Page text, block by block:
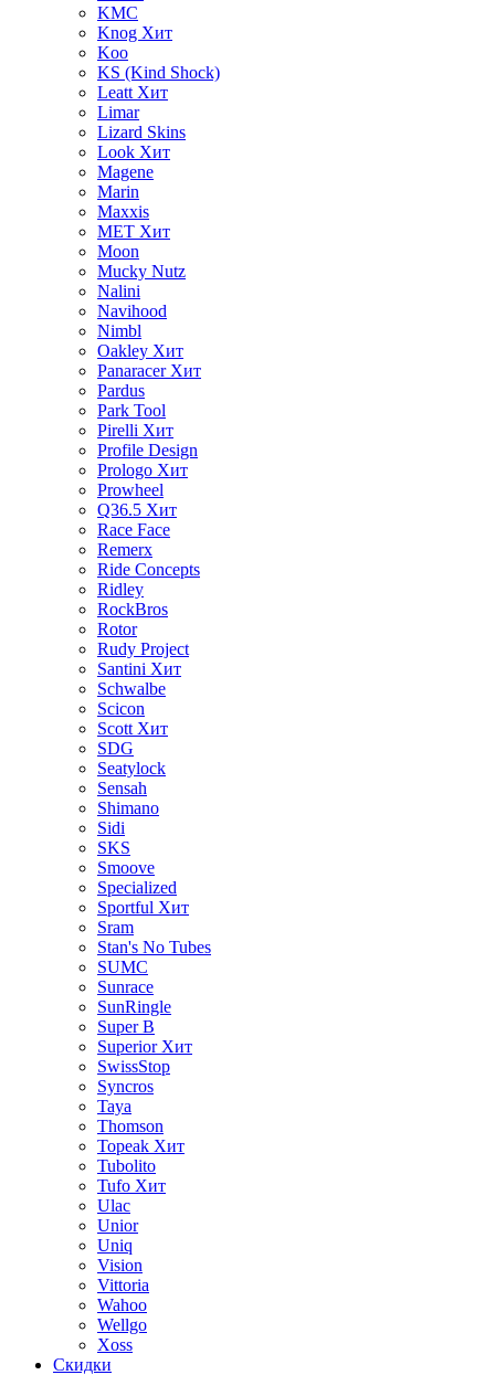
KMC
Knog Хит
Koo
KS (Kind Shock)
Leatt Хит
Limar
Lizard Skins
Look Хит
Magene
Marin
Maxxis
MET Хит
Moon
Mucky Nutz
Nalini
Navihood
Nimbl
Oakley Хит
Panaracer Хит
Pardus
Park Tool
Pirelli Хит
Profile Design
Prologo Хит
Prowheel
Q36.5 Хит
Race Face
Remerx
Ride Concepts
Ridley
RockBros
Rotor
Rudy Project
Santini Хит
Schwalbe
Scicon
Scott Хит
SDG
Seatylock
Sensah
Shimano
Sidi
SKS
Smoove
Specialized
Sportful Хит
Sram
Stan's No Tubes
SUMC
Sunrace
SunRingle
Super B
Superior Хит
SwissStop
Syncros
Taya
Thomson
Topeak Хит
Tubolito
Tufo Хит
Ulac
Unior
Uniq
Vision
Vittoria
Wahoo
Wellgo
Xoss
Скидки